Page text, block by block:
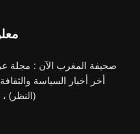
صحيفة المغرب الآن : مجلة
أخر أخبار السياسة
(النظر)